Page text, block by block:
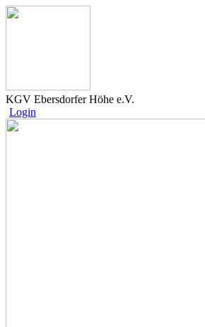
KGV Ebersdorfer Höhe e.V.
Login